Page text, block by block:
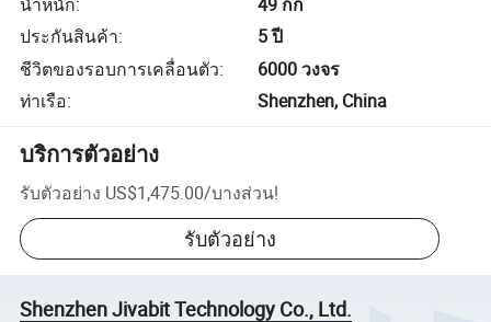
ประกันสินค้า:
5 ปี
ชีวิตของรอบการเคลื่อนตัว:
6000 วงจร
ท่าเรือ: Shenzhen, China
บริการตัวอย่าง
รับตัวอย่าง US$1,475.00/บางส่วน!
รับตัวอย่าง
Shenzhen Jivabit Technology Co., Ltd.